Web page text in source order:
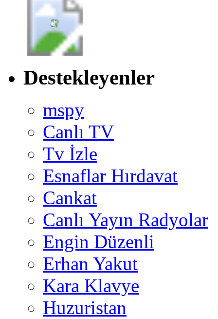
Destekleyenler
mspy
Canlı TV
Tv İzle
Esnaflar Hırdavat
Cankat
Canlı Yayın Radyolar
Engin Düzenli
Erhan Yakut
Kara Klavye
Huzuristan